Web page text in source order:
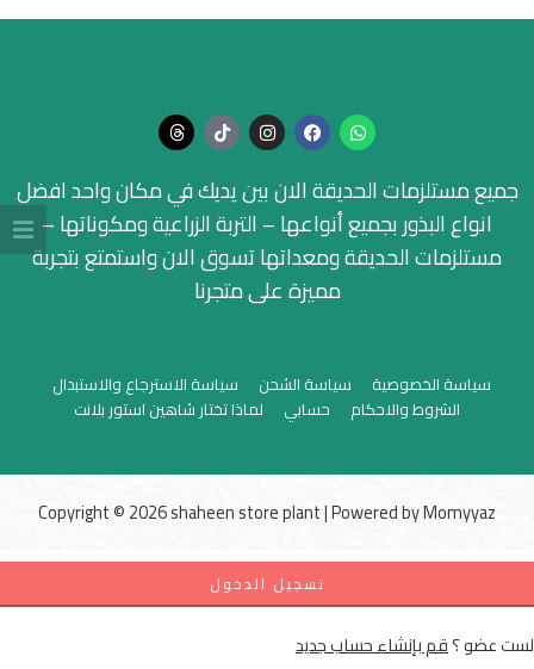
جميع مستلزمات الحديقة الان بين يديك في مكان واحد افضل
انواع البذور بجميع أنواعها – التربة الزراعية ومكوناتها –
مستلزمات الحديقة ومعداتها تسوق الان واستمتع بتجربة
مميزة على متجرنا
سياسة الخصوصية سياسة الشحن
سياسة الاسترجاع والاستبدال
الشروط والاحكام
حسابي لماذا تختار شاهين استور بلانت
Copyright © 2026 shaheen store plant | Powered byMomyyaz
تسجيل الدخول
لست عضو ؟قم بإنشاء حساب جديد